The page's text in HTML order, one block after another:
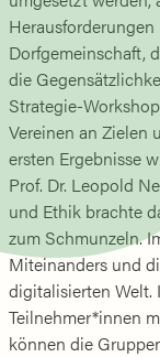
Dorfgemeinschaft,
die
Strategie-
Vereinen an Zielen
ersten Ergebnisse
Prof. Dr. Leopold
und Ethik brachte
zum Schmunzeln.
Miteinanders und
digitalisierten Welt.
Teilnehmer*innen
können die